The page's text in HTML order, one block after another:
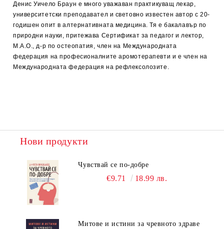
Денис Уичело Браун е много уважаван практикуващ лекар,
университетски преподавател и световно известен автор с 20-
годишен опит в алтернативната медицина. Тя е бакалавър по
природни науки, притежава Сертификат за педагог и лектор,
М.А.О., д-р по остеопатия, член на Международната
федерация на професионалните аромотерапевти и е член на
Международната федерация на рефлексолозите.
Нови продукти
Чувствай се по-добре
€9.71 18.99 лв.
Митове и истини за чревното здраве